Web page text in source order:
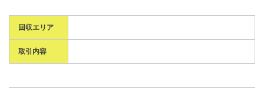
回収エリア
取引内容